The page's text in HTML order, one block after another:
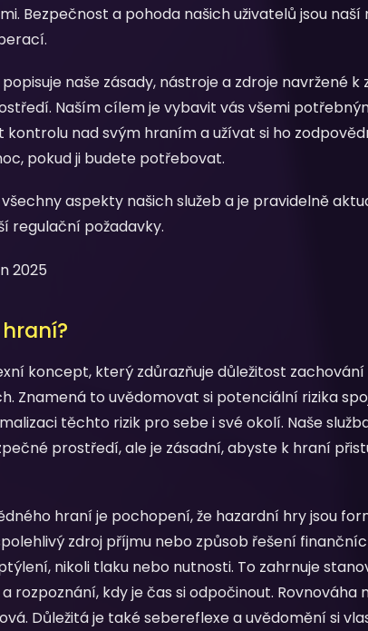
Bezpečnost a pohoda našich uživatelů jsou
naše zásady, nástroje a zdroje navržené
Naším cílem je vybavit vás všemi
kontrolu nad svým hraním a užívat si ho
pokud ji budete potřebovat.
aspekty našich služeb a je pravidelně
regulační požadavky.
2025
koncept, který zdůrazňuje důležitost
Znamená to uvědomovat si potenciální rizika
těchto rizik pro sebe i své okolí. Naše
prostředí, ale je zásadní, abyste k hraní
hraní je pochopení, že hazardní hry jsou
zdroj příjmu nebo způsob řešení
nikoli tlaku nebo nutnosti. To zahrnuje
rozpoznání, kdy je čas si odpočinout. Rovnováha
Důležitá je také sebereflexe a uvědomění si